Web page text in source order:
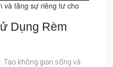
và tăng sự riêng tư cho
Dụng Rèm
: Tạo không gian sống và